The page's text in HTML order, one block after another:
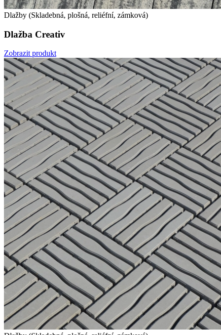
Dlažby (Skladebná, plošná, reliéfní, zámková)
Dlažba Creativ
Zobrazit produkt